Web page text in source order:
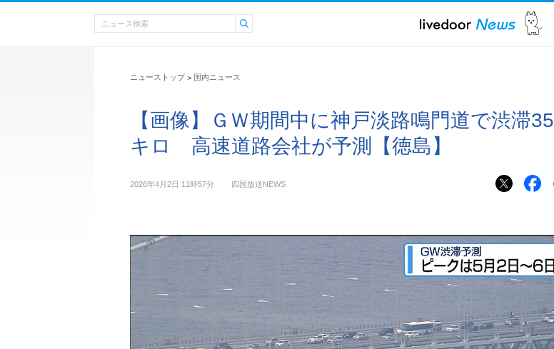
ニューストップ > 国内ニュース
【画像】ＧＷ期間中に神戸淡路鳴門道で渋滞35
キロ 高速道路会社が予測【徳島】
2026年4月2日 11時57分 四国放送NEWS